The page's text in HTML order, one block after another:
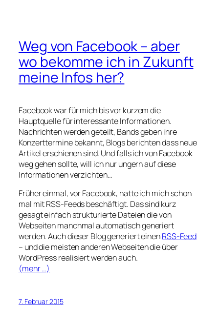
Weg von Facebook – aber
wo bekomme ich in Zukunft
meine Infos her?
Facebook war für mich bis vor kurzem die
Hauptquelle für interessante Informationen.
Nachrichten werden geteilt, Bands geben ihre
Konzerttermine bekannt, Blogs berichten dass neue
Artikel erschienen sind. Und falls ich von Facebook
weg gehen sollte, will ich nur ungern auf diese
Informationen verzichten…
Früher einmal, vor Facebook, hatte ich mich schon
mal mit RSS-Feeds beschäftigt. Das sind kurz
gesagt einfach strukturierte Dateien die von
Webseiten manchmal automatisch generiert
werden. Auch dieser Blog generiert einenRSS-Feed
– und die meisten anderen Webseiten die über
WordPress realisiert werden auch.
(mehr …)
7. Februar 2015